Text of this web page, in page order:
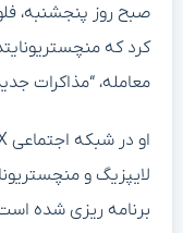
صبح روز پنجشنبه،
کرد که
معامله، “مذاکرات
لایپزیگ و
برنامه ریزی شده